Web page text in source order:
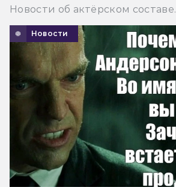
Новости об актёрском составе.
Новости